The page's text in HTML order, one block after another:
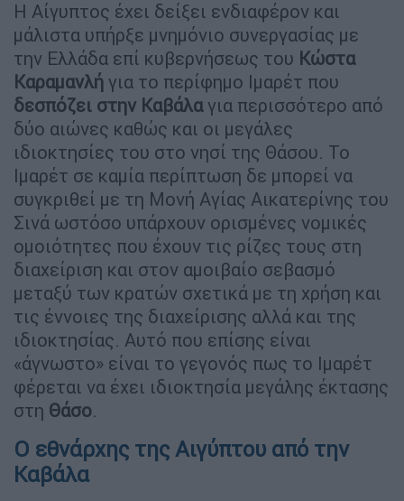
Η Αίγυπτος έχει δείξει ενδιαφέρον και
μάλιστα υπήρξε μνημόνιο συνεργασίας με
την Ελλάδα επί κυβερνήσεως του Κώστα
Καραμανλή για το περίφημο Ιμαρέτ που
δεσπόζει στην Καβάλαγια περισσότερο από
δύο αιώνες καθώς και οι μεγάλες
ιδιοκτησίες του στο νησί της Θάσου. Το
Ιμαρέτ σε καμία περίπτωση δε μπορεί να
συγκριθεί με τη Μονή Αγίας Αικατερίνης του
Σινά ωστόσο υπάρχουν ορισμένες νομικές
ομοιότητες που έχουν τις ρίζες τους στη
διαχείριση και στον αμοιβαίο σεβασμό
μεταξύ των κρατών σχετικά με τη χρήση και
τις έννοιες της διαχείρισης αλλά και της
ιδιοκτησίας. Αυτό που επίσης είναι
«άγνωστο» είναι το γεγονός πως το Ιμαρέτ
φέρεται να έχει ιδιοκτησία μεγάλης έκτασης
στη Θάσο.
Ο εθνάρχης της Αιγύπτου από την
Καβάλα